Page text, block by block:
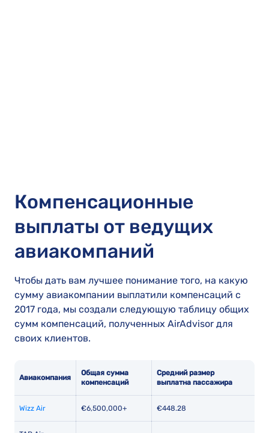
Компенсационные
выплаты от ведущих
авиакомпаний
Чтобы дать вам лучшее понимание того, на какую
сумму авиакомпании выплатили компенсаций с
2017 года, мы создали следующую таблицу общих
сумм компенсаций, полученных AirAdvisor для
своих клиентов.
Авиакомпания
Общая сумма
компенсаций
Средний размер
выплатна пассажира
Wizz Air €6,500,000+ €448.28